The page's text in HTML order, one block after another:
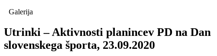
Galerija
Utrinki – Aktivnosti planincev PD na Dan
slovenskega športa, 23.09.2020